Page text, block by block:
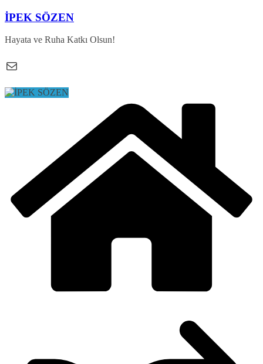
Skip
content
İPEK SÖZEN
Hayata ve Ruha Katkı Olsun!
E-posta